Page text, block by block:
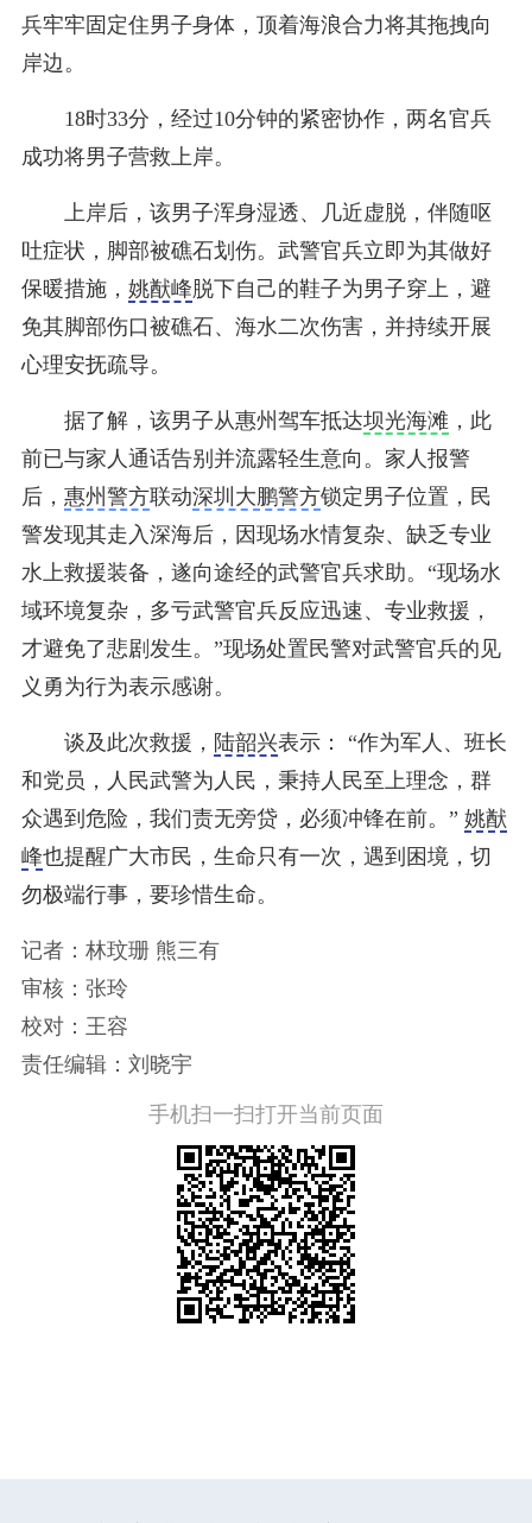
兵牢牢固定住男子身体，顶着海浪合力将其拖拽向
岸边。
18时33分，经过10分钟的紧密协作，两名官兵
成功将男子营救上岸。
上岸后，该男子浑身湿透、几近虚脱，伴随呕
吐症状，脚部被礁石划伤。武警官兵立即为其做好
保暖措施， 姚猷峰脱下自己的鞋子为男子穿上，避
免其脚部伤口被礁石、海水二次伤害，并持续开展
心理安抚疏导。
据了解，该男子从惠州驾车抵达坝光海滩 ，此
前已与家人通话告别并流露轻生意向。家人报警
后， 惠州警方联动深圳大鹏警方锁定男子位置，民
警发现其走入深海后，因现场水情复杂、缺乏专业
水上救援装备，遂向途经的武警官兵求助。 “现场水
域环境复杂，多亏武警官兵反应迅速、专业救援，
才避免了悲剧发生。”现场处置民警对武警官兵的见
义勇为行为表示感谢。
谈及此次救援， 陆韶兴表示： “作为军人、班长
和党员，人民武警为人民，秉持人民至上理念，群
众遇到危险，我们责无旁贷，必须冲锋在前。” 姚猷
峰也提醒广大市民，生命只有一次，遇到困境，切
勿极端行事，要珍惜生命。
记者：林玟珊 熊三有
审核：张玲
校对：王容
责任编辑：刘晓宇
手机扫一扫打开当前页面